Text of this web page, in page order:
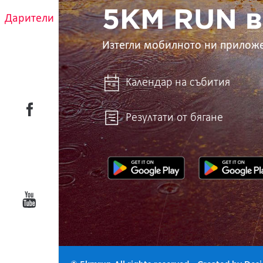
Дарители
ти
5KM RUN
Изтегли мобилното ни
Календар на събития
Резултати от бягане